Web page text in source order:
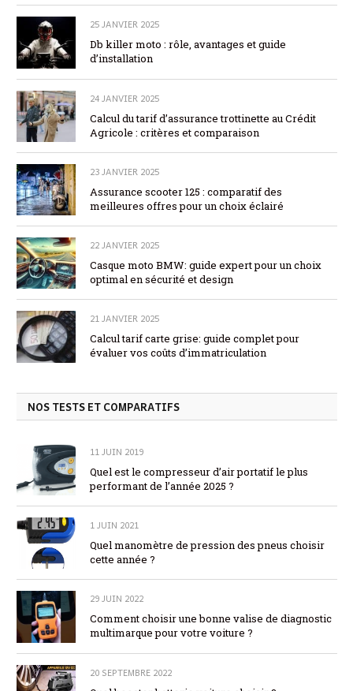
25 JANVIER 2025
Db killer moto : rôle, avantages et guide
d’installation
24 JANVIER 2025
Calcul du tarif d’assurance trottinette au Crédit
Agricole : critères et comparaison
23 JANVIER 2025
Assurance scooter 125 : comparatif des
meilleures offres pour un choix éclairé
22 JANVIER 2025
Casque moto BMW: guide expert pour un choix
optimal en sécurité et design
21 JANVIER 2025
Calcul tarif carte grise: guide complet pour
évaluer vos coûts d’immatriculation
NOS TESTS ET COMPARATIFS
11 JUIN 2019
Quel est le compresseur d’air portatif le plus
performant de l’année 2025 ?
1 JUIN 2021
Quel manomètre de pression des pneus choisir
cette année ?
29 JUIN 2022
Comment choisir une bonne valise de diagnostic
multimarque pour votre voiture ?
20 SEPTEMBRE 2022